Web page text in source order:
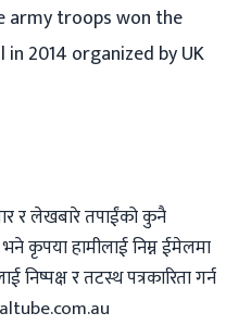
army troops won the
2014 organized by UK
र लेखबारे तपाईंको कुनै
कृपया हामीलाई निम्न ईमेलमा
र तटस्थ पत्रकारिता गर्न